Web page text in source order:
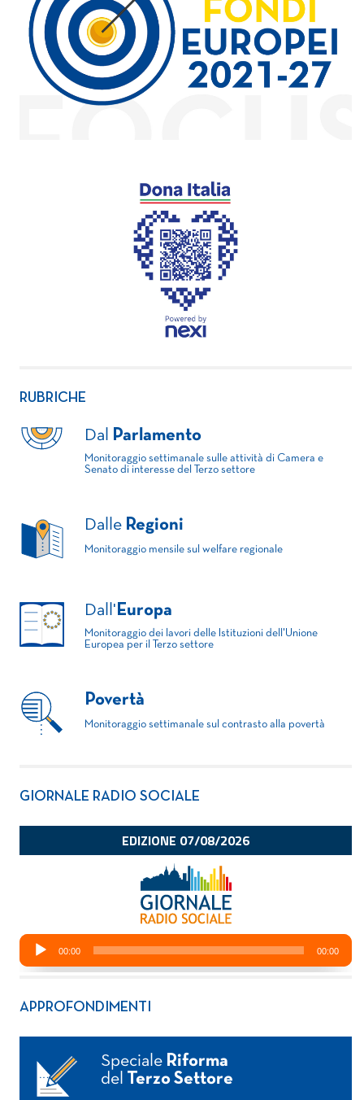
RUBRICHE
Dal Parlamento
Monitoraggio settimanale sulle attività di Camera e
Senato di interesse del Terzo settore
Dalle Regioni
Monitoraggio mensile sul welfare regionale
Dall' Europa
Monitoraggio dei lavori delle Istituzioni dell'Unione
Europea per il Terzo settore
Povertà
Monitoraggio settimanale sul contrasto alla povertà
GIORNALE RADIO SOCIALE
APPROFONDIMENTI
Speciale Riforma
del
Terzo Settore